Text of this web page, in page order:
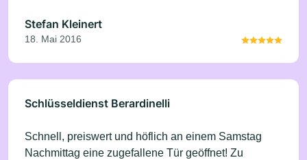
Stefan Kleinert
18. Mai 2016
Schlüsseldienst Berardinelli
Schnell, preiswert und höflich an einem Samstag
Nachmittag eine zugefallene Tür geöffnet! Zu